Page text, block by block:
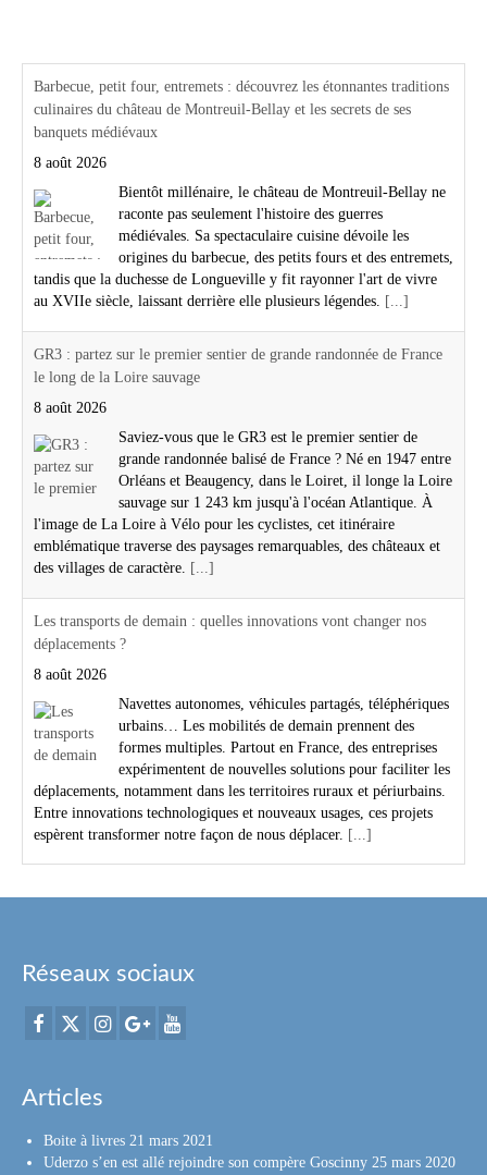
Barbecue, petit four, entremets : découvrez les étonnantes traditions
culinaires du château de Montreuil-Bellay et les secrets de ses
banquets médiévaux
8 août 2026
Bientôt millénaire, le château de Montreuil-Bellay ne
raconte pas seulement l'histoire des guerres
médiévales. Sa spectaculaire cuisine dévoile les
origines du barbecue, des petits fours et des entremets,
tandis que la duchesse de Longueville y fit rayonner l'art de vivre
au XVIIe siècle, laissant derrière elle plusieurs légendes. [...]
GR3 : partez sur le premier sentier de grande randonnée de France
le long de la Loire sauvage
8 août 2026
Saviez-vous que le GR3 est le premier sentier de
grande randonnée balisé de France ? Né en 1947 entre
Orléans et Beaugency, dans le Loiret, il longe la Loire
sauvage sur 1 243 km jusqu'à l'océan Atlantique. À
l'image de La Loire à Vélo pour les cyclistes, cet itinéraire
emblématique traverse des paysages remarquables, des châteaux et
des villages de caractère. [...]
Les transports de demain : quelles innovations vont changer nos
déplacements ?
8 août 2026
Navettes autonomes, véhicules partagés, téléphériques
urbains… Les mobilités de demain prennent des
formes multiples. Partout en France, des entreprises
expérimentent de nouvelles solutions pour faciliter les
déplacements, notamment dans les territoires ruraux et périurbains.
Entre innovations technologiques et nouveaux usages, ces projets
espèrent transformer notre façon de nous déplacer. [...]
Réseaux sociaux
Articles
Boite à livres 21 mars 2021
Uderzo s’en est allé rejoindre son compère Goscinny 25 mars 2020